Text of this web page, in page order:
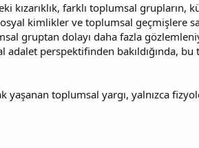
kızarıklık, farklı toplumsal grupların,
kimlikler ve toplumsal geçmişlere
gruptan dolayı daha fazla
adalet perspektifinden bakıldığında,
yaşanan toplumsal yargı, yalnızca